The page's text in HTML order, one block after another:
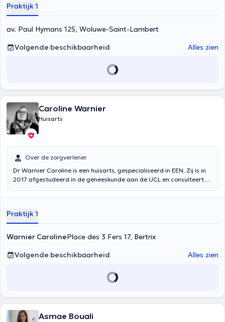
ontvangen in het Frans, Engels of Grieks. Sommige afspraken
kunnen worden gemaakt via een verzoek per sms op de mobiele
telefoon.
Praktijk 1
av. Paul Hymans 125, Woluwe-Saint-Lambert
Volgende beschikbaarheid
Alles zien
Caroline Warnier
Huisarts
Over de zorgverlener
Dr Warnier Caroline is een huisarts, gespecialiseerd in EEN. Zij is in
2017 afgestudeerd in de geneeskunde aan de UCL en consulteert
gevestigd in Bertrix, aan de Place des 3 Fers 17. Ze is een expert in
platform heeft ontvangen. Aarzel niet om met haar een afspraak te
maken om advies te krijgen over contraceptie en SOA's, om een
vaccinatie te nemen, een medisch attest te laten afgeven of een
Praktijk 1
Warnier CarolinePlace des 3 Fers 17, Bertrix
Volgende beschikbaarheid
Alles zien
Asmae Bouali